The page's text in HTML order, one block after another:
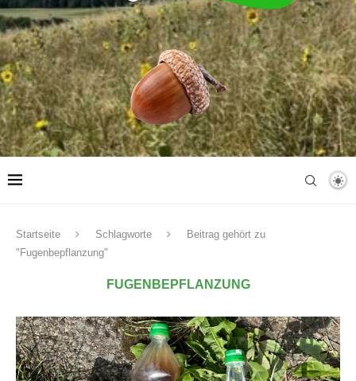
Startseite Schlagworte
Beitrag gehört zu
"Fugenbepflanzung"
FUGENBEPFLANZUNG